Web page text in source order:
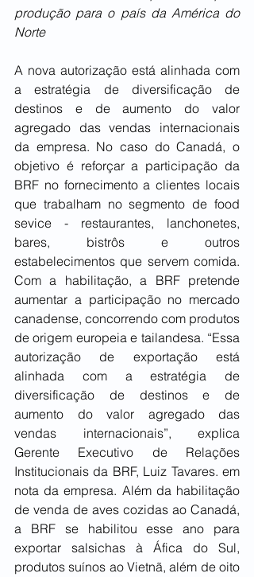
produção para o país da América do
Norte
A nova autorização está alinhada com
a estratégia de diversificação de
destinos e de aumento do valor
agregado das vendas internacionais
da empresa. No caso do Canadá, o
objetivo é reforçar a participação da
BRF no fornecimento a clientes locais
que trabalham no segmento de food
sevice - restaurantes, lanchonetes,
bares, bistrôs e outros
estabelecimentos que servem comida.
Com a habilitação, a BRF pretende
aumentar a participação no mercado
canadense, concorrendo com produtos
de origem europeia e tailandesa. “Essa
autorização de exportação está
alinhada com a estratégia de
diversificação de destinos e de
aumento do valor agregado das
vendas internacionais”, explica
Gerente Executivo de Relações
Institucionais da BRF, Luiz Tavares. em
nota da empresa. Além da habilitação
de venda de aves cozidas ao Canadá,
a BRF se habilitou esse ano para
exportar salsichas à Áfica do Sul,
produtos suínos ao Vietnã, além de oito